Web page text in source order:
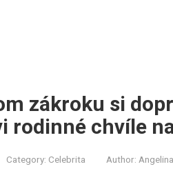
zákroku si
rodinné chvíle
Category: Celebrita Author: